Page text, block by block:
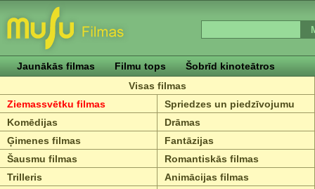
Jaunākās filmas Filmu tops
Šobrīd kinoteātros
Visas filmas
Ziemassvētku filmas
Spriedzes un piedzīvojumu
Komēdijas
Drāmas
Ģimenes filmas
Fantāzijas
Šausmu filmas
Romantiskās filmas
Trilleris
Animācijas filmas